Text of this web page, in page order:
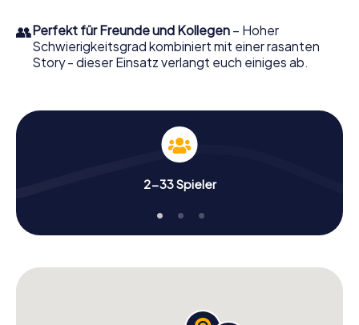
👥Perfekt für Freunde und Kollegen – Hoher
Schwierigkeitsgrad kombiniert mit einer rasanten
Story - dieser Einsatz verlangt euch einiges ab.
2-33 Spieler